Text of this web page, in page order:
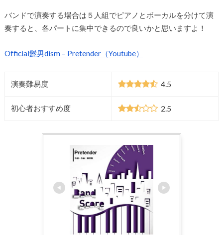
バンドで演奏する場合は５人組でピアノとボーカルを分けて演
奏すると、各パートに集中できるので良いかと思いますよ！
Official髭男dism – Pretender（Youtube）
演奏難易度 4.5
初心者おすすめ度 2.5